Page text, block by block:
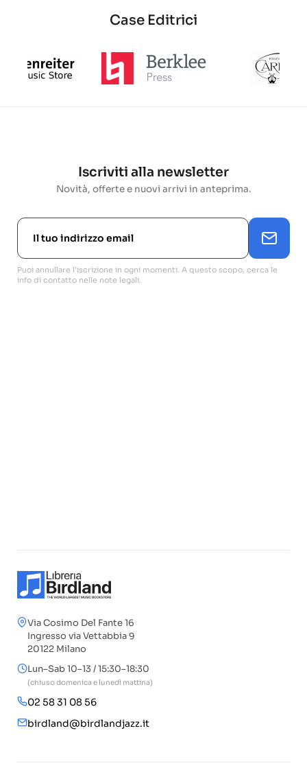
Case Editrici
Iscriviti alla newsletter
Novità, offerte e nuovi arrivi in anteprima.
Puoi annullare l'iscrizione in ogni momenti. A questo scopo, cerca le
info di contatto nelle note legali.
Via Cosimo Del Fante 16
Ingresso via Vettabbia 9
20122 Milano
Lun–Sab 10–13 / 15:30–18:30
(chiuso domenica e lunedì mattina)
02 58 31 08 56
birdland@birdlandjazz.it